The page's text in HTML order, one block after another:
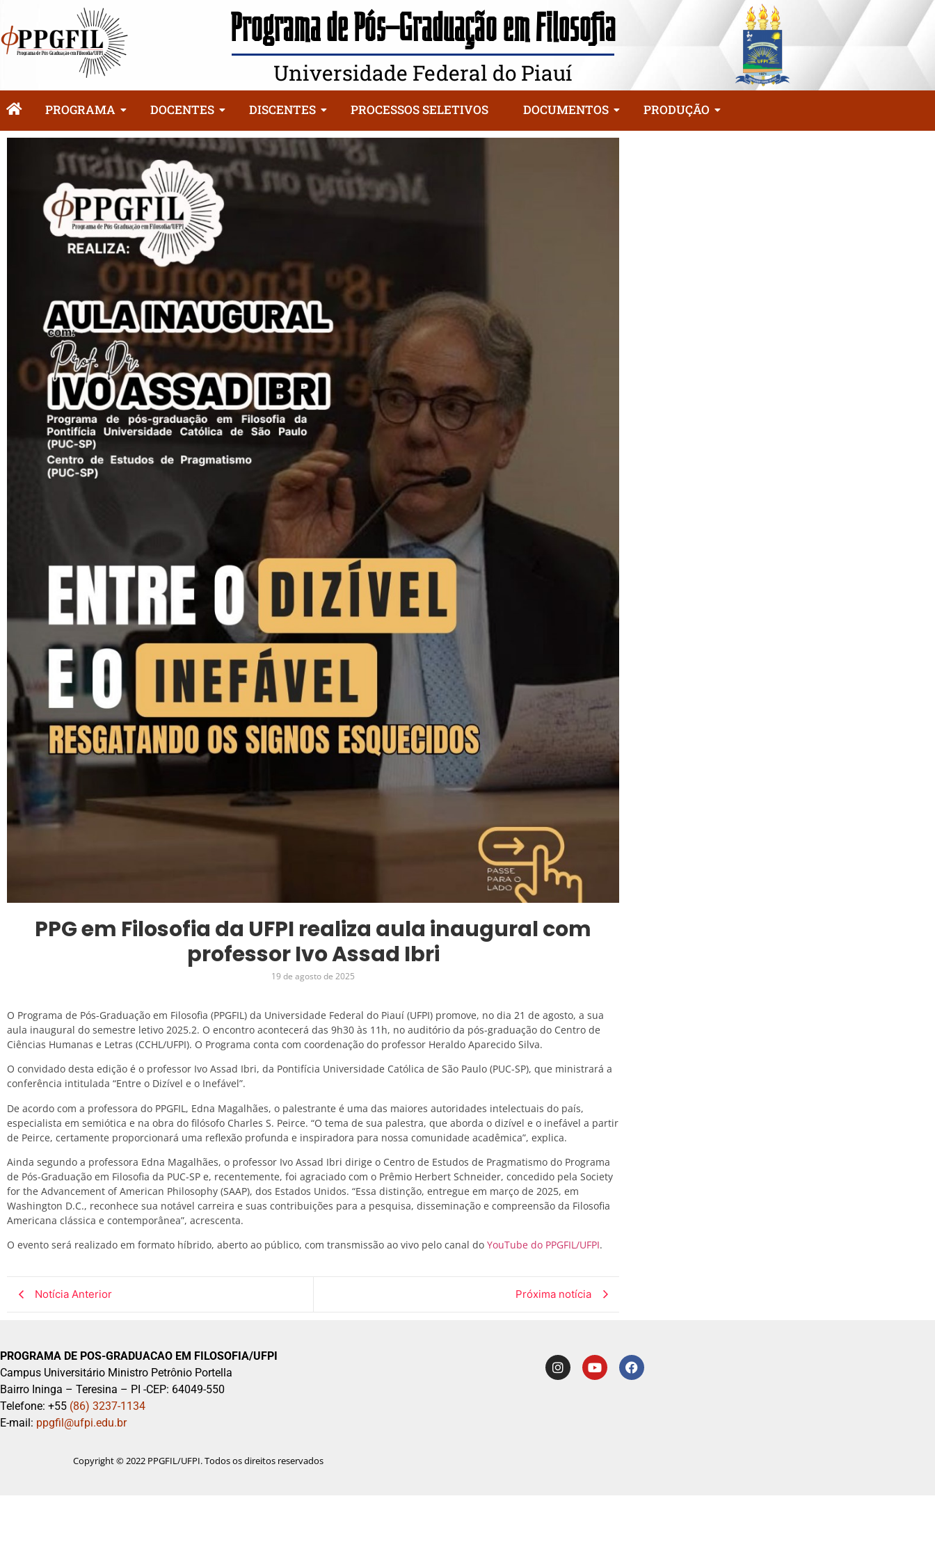
Programa de Pós-Graduação em Filosofia
Universidade Federal do Piauí
PROGRAMA DOCENTES DISCENTES PROCESSOS SELETIVOS DOCUMENTOS PRODUÇÃO
PPG em Filosofia da UFPI realiza aula inaugural com
professor Ivo Assad Ibri
19 de agosto de 2025
O Programa de Pós-Graduação em Filosofia (PPGFIL) da Universidade Federal do Piauí (UFPI) promove, no dia 21 de agosto, a sua
aula inaugural do semestre letivo 2025.2. O encontro acontecerá das 9h30 às 11h, no auditório da pós-graduação do Centro de
Ciências Humanas e Letras (CCHL/UFPI). O Programa conta com coordenação do professor Heraldo Aparecido Silva.
O convidado desta edição é o professor Ivo Assad Ibri, da Pontifícia Universidade Católica de São Paulo (PUC-SP), que ministrará a
conferência intitulada “Entre o Dizível e o Inefável”.
De acordo com a professora do PPGFIL, Edna Magalhães, o palestrante é uma das maiores autoridades intelectuais do país,
especialista em semiótica e na obra do filósofo Charles S. Peirce. “O tema de sua palestra, que aborda o dizível e o inefável a partir
de Peirce, certamente proporcionará uma reflexão profunda e inspiradora para nossa comunidade acadêmica”, explica.
Ainda segundo a professora Edna Magalhães, o professor Ivo Assad Ibri dirige o Centro de Estudos de Pragmatismo do Programa
de Pós-Graduação em Filosofia da PUC-SP e, recentemente, foi agraciado com o Prêmio Herbert Schneider, concedido pela Society
for the Advancement of American Philosophy (SAAP), dos Estados Unidos. “Essa distinção, entregue em março de 2025, em
Washington D.C., reconhece sua notável carreira e suas contribuições para a pesquisa, disseminação e compreensão da Filosofia
Americana clássica e contemporânea”, acrescenta.
O evento será realizado em formato híbrido, aberto ao público, com transmissão ao vivo pelo canal do YouTube do PPGFIL/UFPI.
Notícia Anterior Próxima notícia
PROGRAMA DE POS-GRADUACAO EM FILOSOFIA/UFPI
Campus Universitário Ministro Petrônio Portella
Bairro Ininga – Teresina – PI -CEP: 64049-550
Telefone: +55 (86) 3237-1134
E-mail: ppgfil@ufpi.edu.br
Copyright © 2022 PPGFIL/UFPI. Todos os direitos reservados